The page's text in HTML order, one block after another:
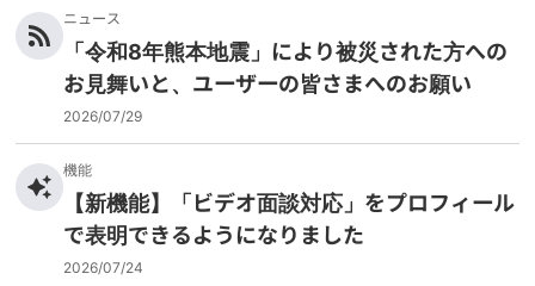
ニュース
「令和8年熊本地震」により被災された方への
お見舞いと、ユーザーの皆さまへのお願い
2026/07/29
機能
【新機能】「ビデオ面談対応」をプロフィール
で表明できるようになりました
2026/07/24